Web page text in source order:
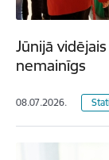
Jūnijā
nemainīgs
08.07.2026.